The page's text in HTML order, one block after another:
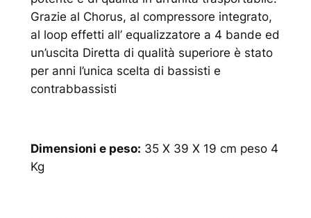
Grazie al Chorus, al compressore integrato,
al loop effetti all’ equalizzatore a 4 bande ed
un’uscita Diretta di qualità superiore è stato
per anni l’unica scelta di bassisti e
contrabbassisti
Dimensioni e peso: 35 X 39 X 19 cm peso 4
Kg